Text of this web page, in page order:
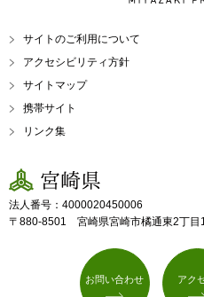
サイトのご利用について
アクセシビリティ方針
サイトマップ
携帯サイト
リンク集
宮崎県
法人番号：4000020450006
〒880-8501 宮崎県宮崎市橘通東2丁目
お問い合わせ アク